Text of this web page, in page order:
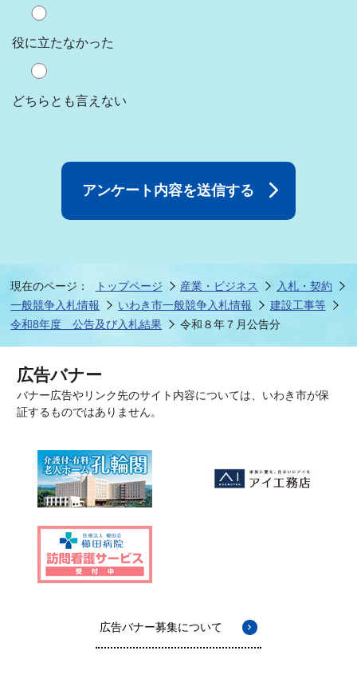
役に立たなかった
どちらとも言えない
現在のページ： トップページ 産業・ビジネス
入札・契約
一般競争入札情報
いわき市一般競争入札情報
建設工事等
令和8年度 公告及び入札結果
令和８年７月公告分
広告バナー
バナー広告やリンク先のサイト内容については、いわき市が保
証するものではありません。
広告バナー募集について